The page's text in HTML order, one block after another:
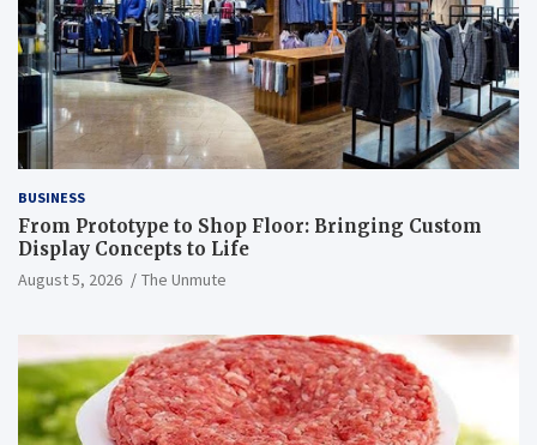
BUSINESS
From Prototype to Shop Floor: Bringing Custom
Display Concepts to Life
August 5, 2026 The Unmute